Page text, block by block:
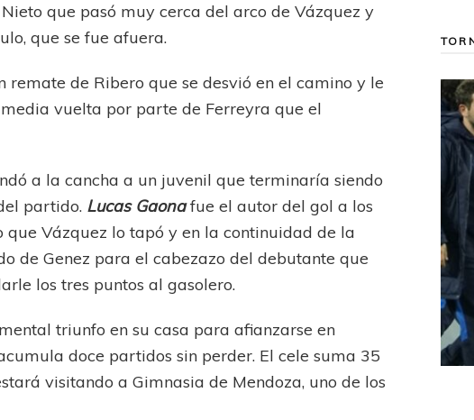
que pasó muy cerca del arco de Vázquez y
que se fue afuera.
remate de Ribero que se desvió en el camino y le
vuelta por parte de Ferreyra que el
a la cancha a un juvenil que terminaría siendo
partido. Lucas Gaonafue el autor del gol a los
que Vázquez lo tapó y en la continuidad de la
de Genez para el cabezazo del debutante que
los tres puntos al gasolero.
triunfo en su casa para afianzarse en
doce partidos sin perder. El cele suma 35
visitando a Gimnasia de Mendoza, uno de los
UEFA CHAMPIONS LEAGUE